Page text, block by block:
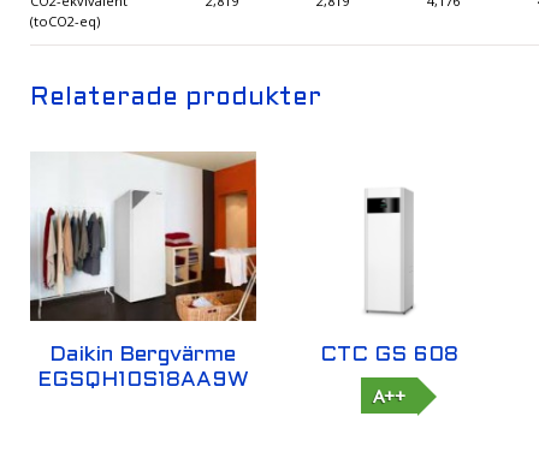
(toCO2-eq)
Relaterade produkter
Daikin Bergvärme
EGSQH10S18AA9W
CTC GS 608
A++